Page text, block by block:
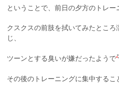
ということで、前日の夕方のトレ
クスクスの前肢を拭いてみたとこ
じ、
ツーンとする臭いが嫌だったようで
その後のトレーニングに集中するこ